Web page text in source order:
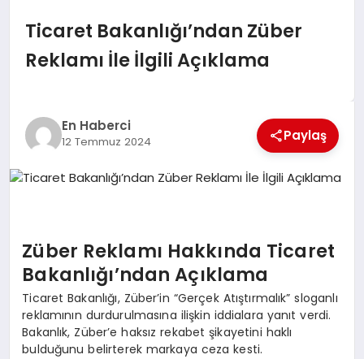
SAĞLIK
TEKNOLOJI
DÜNYA
SIYASET
Ticaret Bakanlığı’ndan Züber
Reklamı İle İlgili Açıklama
En Haberci
12 Temmuz 2024 Paylaş
Züber Reklamı Hakkında Ticaret
Bakanlığı’ndan Açıklama
Ticaret Bakanlığı, Züber’in “Gerçek Atıştırmalık” sloganlı
reklamının durdurulmasına ilişkin iddialara yanıt verdi.
Bakanlık, Züber’e haksız rekabet şikayetini haklı
bulduğunu belirterek markaya ceza kesti.